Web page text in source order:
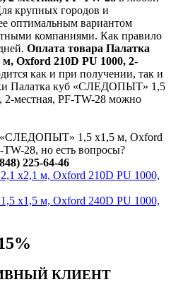
крупных городов и
оптимальным вариантом
компаниями. Как правило
Оплата товара Палатка
Oxford 210D PU 1000, 2-
как и при получении, так и
Палатка куб «СЛЕДОПЫТ» 1,5
местная, PF-TW-28 можно
«СЛЕДОПЫТ» 1,5 х1,5 м, Oxford
28, но есть вопросы?
225-64-46
х2,1 м, Oxford 210D PU 1000,
х1,5 м, Oxford 240D PU 1000,
КЛИЕНТ